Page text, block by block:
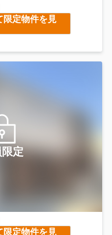
限定物件を見
定
限定物件を見